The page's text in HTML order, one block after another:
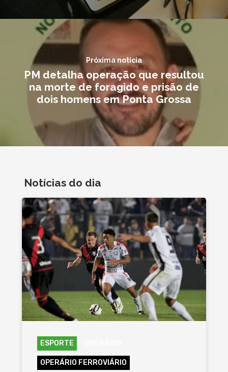
Próxima notícia
PM detalha operação que resultou
na morte de foragido e prisão de
dois homens em Ponta Grossa
Notícias do dia
ESPORTE
OPERÁRIO FERROVIÁRIO